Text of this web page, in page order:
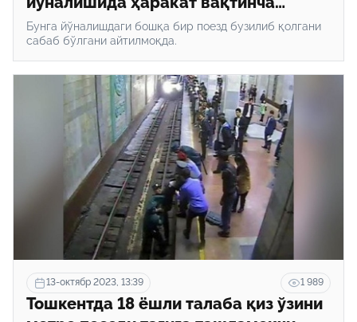
тўхтаб қолди
Бунга йўналишдаги бошқа бир поезд бузилиб қолгани
сабаб бўлгани айтилмоқда.
13-октябр 2023, 13:39 1 989
Тошкентда 18 ёшли талаба қиз ўзини